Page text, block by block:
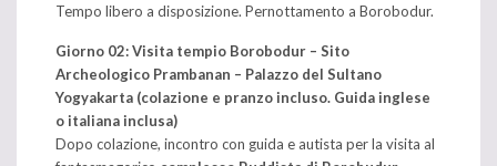
Tempo libero a disposizione. Pernottamento a Borobodur.
Giorno 02: Visita tempio Borobodur – Sito
Archeologico Prambanan – Palazzo del Sultano
Yogyakarta (colazione e pranzo incluso. Guida inglese
o italiana inclusa)
Dopo colazione, incontro con guida e autista per la visita al